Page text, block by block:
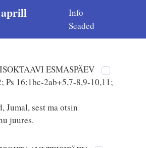
Info
Seaded
ESMASPÄEV
Ps 16:1bc-2ab+5,7-8,9-10,11;
Jumal, sest ma otsin
juures.